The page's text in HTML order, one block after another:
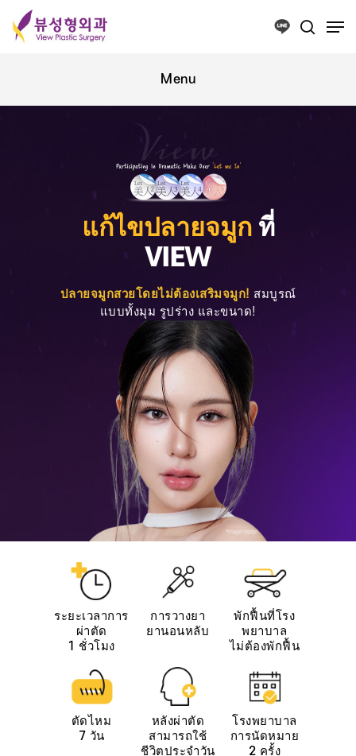
แก้ไขปลายจมูกที่
VIEW
ปลายจมูกสวยโดยไม่ต้องเสริมจมูก! สมบูรณ์
แบบทั้งมุม รูปร่าง และขนาด!
1 ชั่วโมง
ยานอนหลับ
ไม่ต้องพักฟื้น
7 วัน
2 ครั้ง